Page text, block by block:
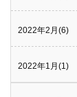
2022年2月(6)
2022年1月(1)